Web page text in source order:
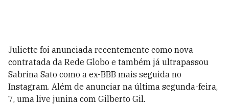
Juliette foi anunciada recentemente como nova
contratada da Rede Globo e também já ultrapassou
Sabrina Sato como a ex-BBB mais seguida no
Instagram. Além de anunciar na última segunda-feira,
7, uma live junina com Gilberto Gil.